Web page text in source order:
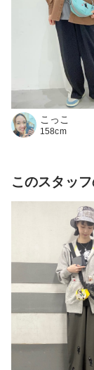
こっこ
158cm
このスタッ